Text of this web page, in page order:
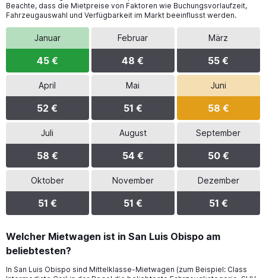
Beachte, dass die Mietpreise von Faktoren wie Buchungsvorlaufzeit,
Fahrzeugauswahl und Verfügbarkeit im Markt beeinflusst werden.
Januar
45 €
Februar
48 €
März
55 €
April
52 €
Mai
51 €
Juni
58 €
Juli
58 €
August
54 €
September
50 €
Oktober
51 €
November
51 €
Dezember
51 €
Welcher Mietwagen ist in San Luis Obispo am
beliebtesten?
In San Luis Obispo sind Mittelklasse-Mietwagen (zum Beispiel: Class